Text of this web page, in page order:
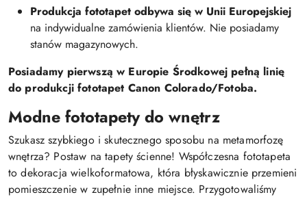
Produkcja fototapet odbywa się w Unii Europejskiej
na indywidualne zamówienia klientów. Nie posiadamy
stanów magazynowych.
Posiadamy pierwszą w Europie Środkowej pełną linię
do produkcji fototapet Canon Colorado/Fotoba.
Modne fototapety do wnętrz
Szukasz szybkiego i skutecznego sposobu na metamorfozę
wnętrza? Postaw na tapety ścienne! Współczesna fototapeta
to dekoracja wielkoformatowa, która błyskawicznie przemieni
pomieszczenie w zupełnie inne miejsce. Przygotowaliśmy